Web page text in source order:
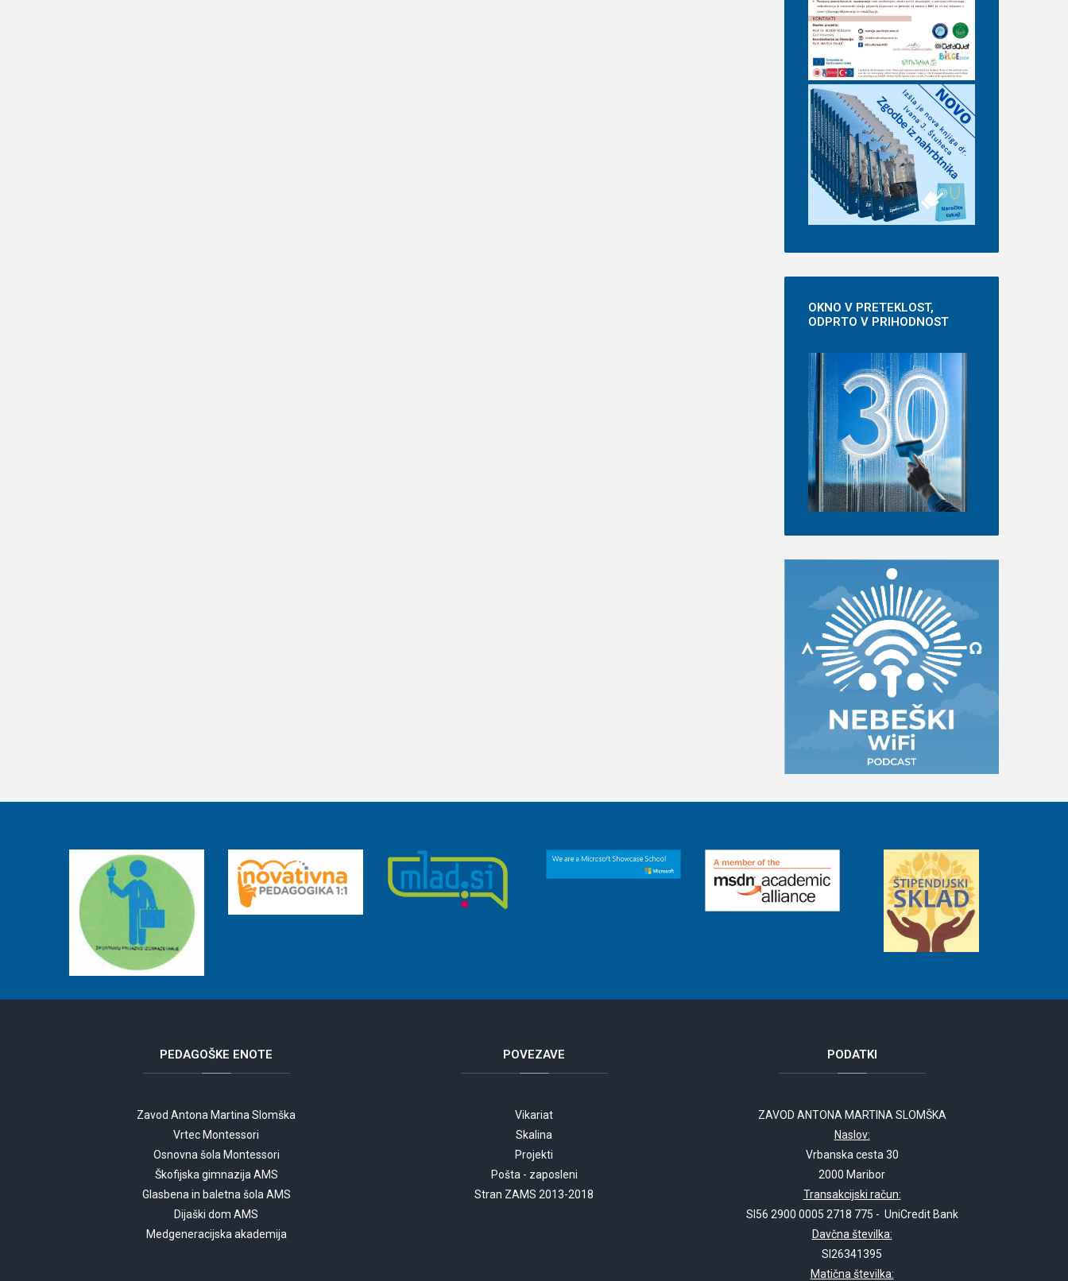
OKNO V PRETEKLOST,
ODPRTO V PRIHODNOST
PEDAGOŠKE ENOTE
Zavod Antona Martina Slomška
Vrtec Montessori
Osnovna šola Montessori
Škofijska gimnazija AMS
Glasbena in baletna šola AMS
Dijaški dom AMS
Medgeneracijska akademija
POVEZAVE
Vikariat
Skalina
Projekti
Pošta - zaposleni
Stran ZAMS 2013-2018
PODATKI
ZAVOD ANTONA MARTINA SLOMŠKA
Naslov:
Vrbanska cesta 30
2000 Maribor
Transakcijski račun:
SI56 2900 0005 2718 775 - UniCredit Bank
Davčna številka:
SI26341395
Matična številka: